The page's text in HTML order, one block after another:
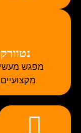
מפגש